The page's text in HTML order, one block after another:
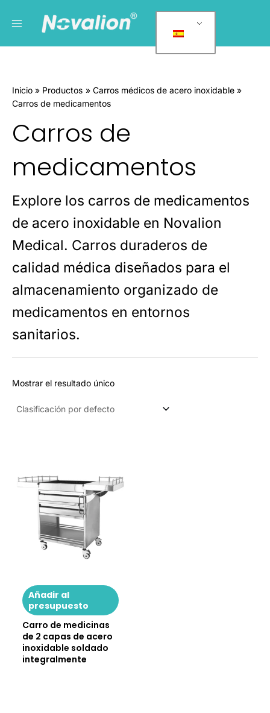
principal
a
o
r
a
d
e
p
r
u
c
Inicio Productos
Carros médicos de acero inoxidable
Carros de medicamentos
Carros de
medicamentos
Explore los carros de medicamentos
de acero inoxidable en Novalion
Medical. Carros duraderos de
calidad médica diseñados para el
almacenamiento organizado de
medicamentos en entornos
sanitarios.
Mostrar el resultado único
Añadir al
presupuesto
Carro de medicinas
de 2 capas de acero
inoxidable soldado
integralmente